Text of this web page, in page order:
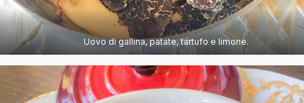
Uovo di gallina, patate, tartufo e limone.